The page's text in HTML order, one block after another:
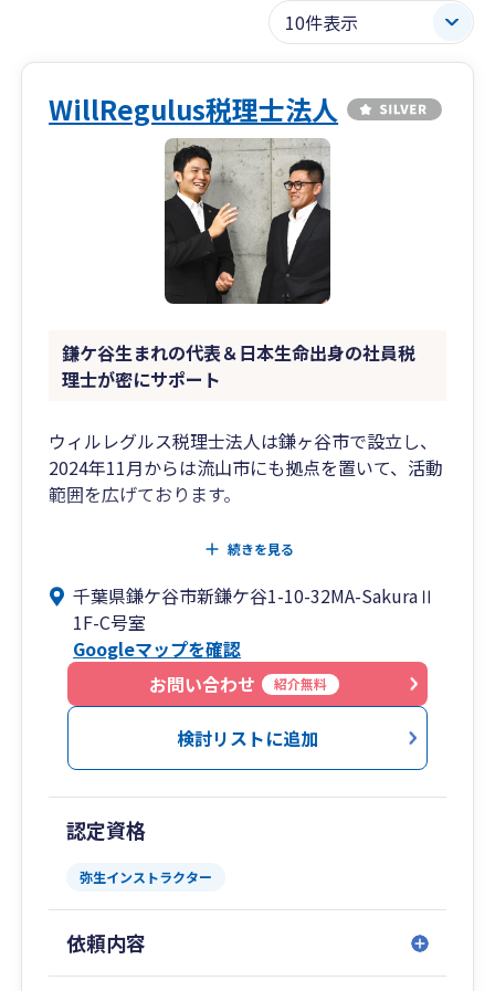
WillRegulus税理士法人
鎌ケ谷生まれの代表＆日本生命出身の社員税
理士が密にサポート
ウィルレグルス税理士法人は鎌ヶ谷市で設立し、
2024年11月からは流山市にも拠点を置いて、活動
範囲を広げております。
✅これまで自分で確定申告などをしてきたが、そ
✅相続について、どこから手をつけたら良い？
✅売り上げが上がってきたけれど、何か気を付け
るべきことはある？
など、明確な目的に関することはもちろん、小さ
な心配事もお気軽にご相談ください。
現在の日本では、1年間で約15万の新しい法人
しかし、その中で創業後3年以内に約30～60％が
廃業するとも言われています。
税理士に依頼すれば報酬がかかりますが、
それは「本業に専念するための時間と労力を買っ
た」と捉えて自分の土俵で勝負に専念していただ
続きを見る
千葉県鎌ケ谷市新鎌ケ谷1-10-32MA-SakuraⅡ
1F-C号室
Googleマップを確認
お問い合わせ
紹介無料
検討リストに追加
認定資格
弥生インストラクター
依頼内容